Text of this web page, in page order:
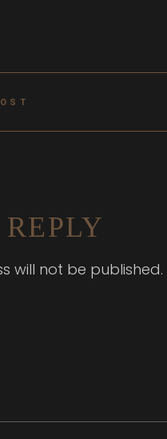
will not be published.